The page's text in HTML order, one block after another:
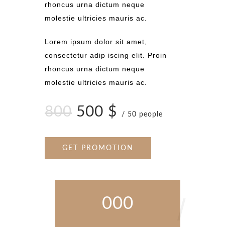
rhoncus urna dictum neque
molestie ultricies mauris ac.
Lorem ipsum dolor sit amet,
consectetur adip iscing elit. Proin
rhoncus urna dictum neque
molestie ultricies mauris ac.
800 500 $ / 50 people
GET PROMOTION
000